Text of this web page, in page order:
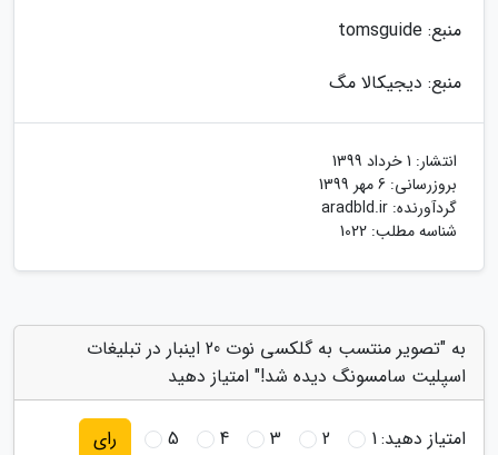
منبع: tomsguide
منبع: دیجیکالا مگ
انتشار: 1 خرداد 1399
بروزرسانی: 6 مهر 1399
گردآورنده: aradbld.ir
شناسه مطلب: 1022
به "تصویر منتسب به گلکسی نوت 20 اینبار در تبلیغات
اسپلیت سامسونگ دیده شد!" امتیاز دهید
امتیاز دهید:1
2
3
4
5 رای